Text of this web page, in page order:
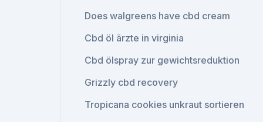
Does walgreens have cbd cream
Cbd öl ärzte in virginia
Cbd ölspray zur gewichtsreduktion
Grizzly cbd recovery
Tropicana cookies unkraut sortieren